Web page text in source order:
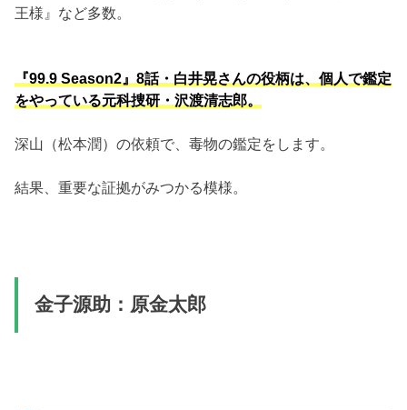
王様』など多数。
『99.9 Season2』8話・白井晃さんの役柄は、個人で鑑定
をやっている元科捜研・沢渡清志郎。
深山（松本潤）の依頼で、毒物の鑑定をします。
結果、重要な証拠がみつかる模様。
金子源助：原金太郎